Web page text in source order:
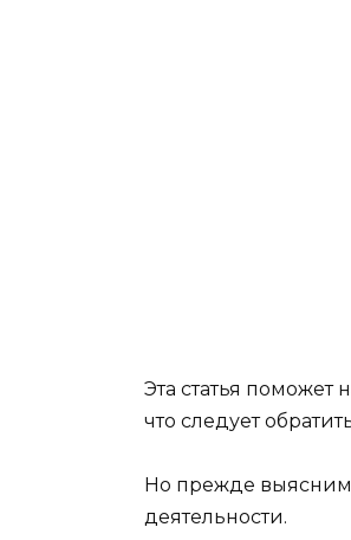
Эта статья поможет
что следует
Но прежде выясним
деятельности.